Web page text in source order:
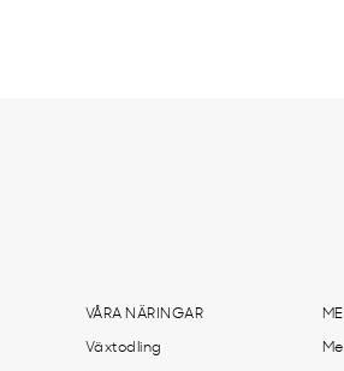
VÅRA NÄRINGAR
Växtodling